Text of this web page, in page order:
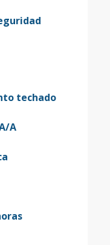
techado
A